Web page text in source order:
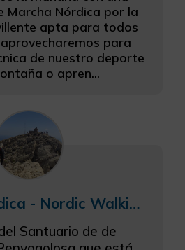
Marcha Nórdica por la
apta para todos
para
de nuestro deporte
o apren...
Marcha Nórdica - Nordic Walking en el Penyagolosa
Santuario de de